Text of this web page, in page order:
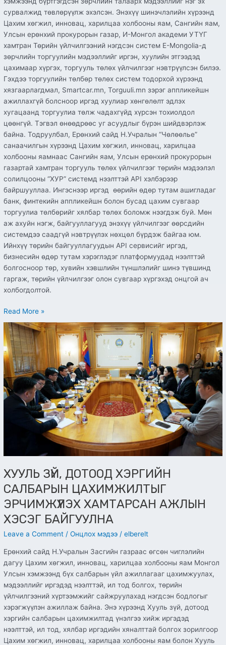
сурвалжид төвлөрүүлж эхэлсэн. Энэхүү шинэчлэлийн хүрээнд
Цахим хөгжил, инновац, харилцаа холбооны яам, Сангийн яам,
Улсын ерөнхий прокурорын газар, И-Монгол академи УТҮГ
хамтран Төрийн үйлчилгээний нэгдсэн систем E-Mongolia-д
зөрчлийн торгуулийн мэдээллийг иргэн, хуулийн этгээдэд
цахимаар хүргэх, торгууль төлөх үйлчилгээг нэвтрүүлсэн билээ.
Гэхдээ торгуулийн төлбөр төлөх систем тодорхой хүрээнд
хязгаарлагдмал, Smartcar.mn, Torguuli.mn зэрэг аппликейшн
ажиллахгүй болсноор иргэд хуулиар хөнгөлөлт эдлэх
хугацаанд торгуулиа төлж чадахгүйд хүрсэн тохиолдол
цөөнгүй. Тэгвэл өнөөдрөөс уг асуудлыг бүрэн шийдвэрлэж
байна. Тодруулбал, Ерөнхий сайд Н.Учралын “Чөлөөлье”
санаачилгын хүрээнд Цахим хөгжил, инновац, харилцаа
холбооны яамнаас Сангийн яам, Улсын ерөнхий прокурорын
газартай хамтран торгууль төлөх үйлчилгээг төрийн мэдээлэл
солилцооны “ХУР” системд нээлттэй API хэлбэрээр
байршууллаа. Ингэснээр иргэд өөрийн өдөр тутам ашигладаг
банк, финтекийн аппликейшн болон бусад цахим сувгаар
торгуулиа төлбөрийг хялбар төлөх боломж нээгдэж буй. Мөн
аж ахуйн нэгж, байгууллагууд энэхүү үйлчилгээг өөрсдийн
системдээ саадгүй нэвтрүүлэх нөхцөл бүрдэж байгаа юм.
Ийнхүү төрийн байгууллагуудын API сервисийг иргэд,
бизнесийн өдөр тутам хэрэглэдэг платформуудад нээлттэй
болгосноор төр, хувийн хэвшлийн түншлэлийг шинэ түвшинд
гаргаж, төрийн үйлчилгээг олон сувгаар хүргэхэд онцгой ач
холбогдолтой.
Read More »
ХУУЛЬ ЗҮЙ, ДОТООД ХЭРГИЙН
САЛБАРЫН ЦАХИМЖИЛТЫГ
ЭРЧИМЖҮҮЛЭХ ХАМТАРСАН АЖЛЫН
ХЭСЭГ БАЙГУУЛНА
Leave a Comment /Онцлох мэдээ /elberelt
Ерөнхий сайд Н.Учралын Засгийн газраас өгсөн чиглэлийн
дагуу Цахим хөгжил, инновац, харилцаа холбооны яам Монгол
Улсын хэмжээнд бүх салбарын үйл ажиллагааг цахимжуулах,
мэдээллийг иргэдэд нээлттэй, ил тод болгох, төрийн
үйлчилгээний хүртээмжийг сайжруулахад нэгдсэн бодлогыг
хэрэгжүүлэн ажиллаж байна. Энэ хүрээнд Хууль зүй, дотоод
хэргийн салбарын цахимжилтад үнэлгээ хийж иргэдэд
нээлттэй, ил тод, хялбар иргэдийн хяналттай болгох зорилгоор
Цахим хөгжил, инновац, харилцаа холбооны яам болон Хууль
ХУУЛЬ
ЗҮЙ,
ДОТООД
ХЭРГИЙН
САЛБАРЫН
ЦАХИМЖИЛТЫГ
ЭРЧИМЖҮҮЛЭХ
ХАМТАРСАН
АЖЛЫН
ХЭСЭГ
БАЙГУУЛНА